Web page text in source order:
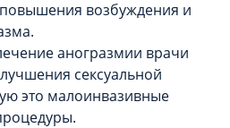
возбуждения и
аногразмии врачи
сексуальной
это малоинвазивные